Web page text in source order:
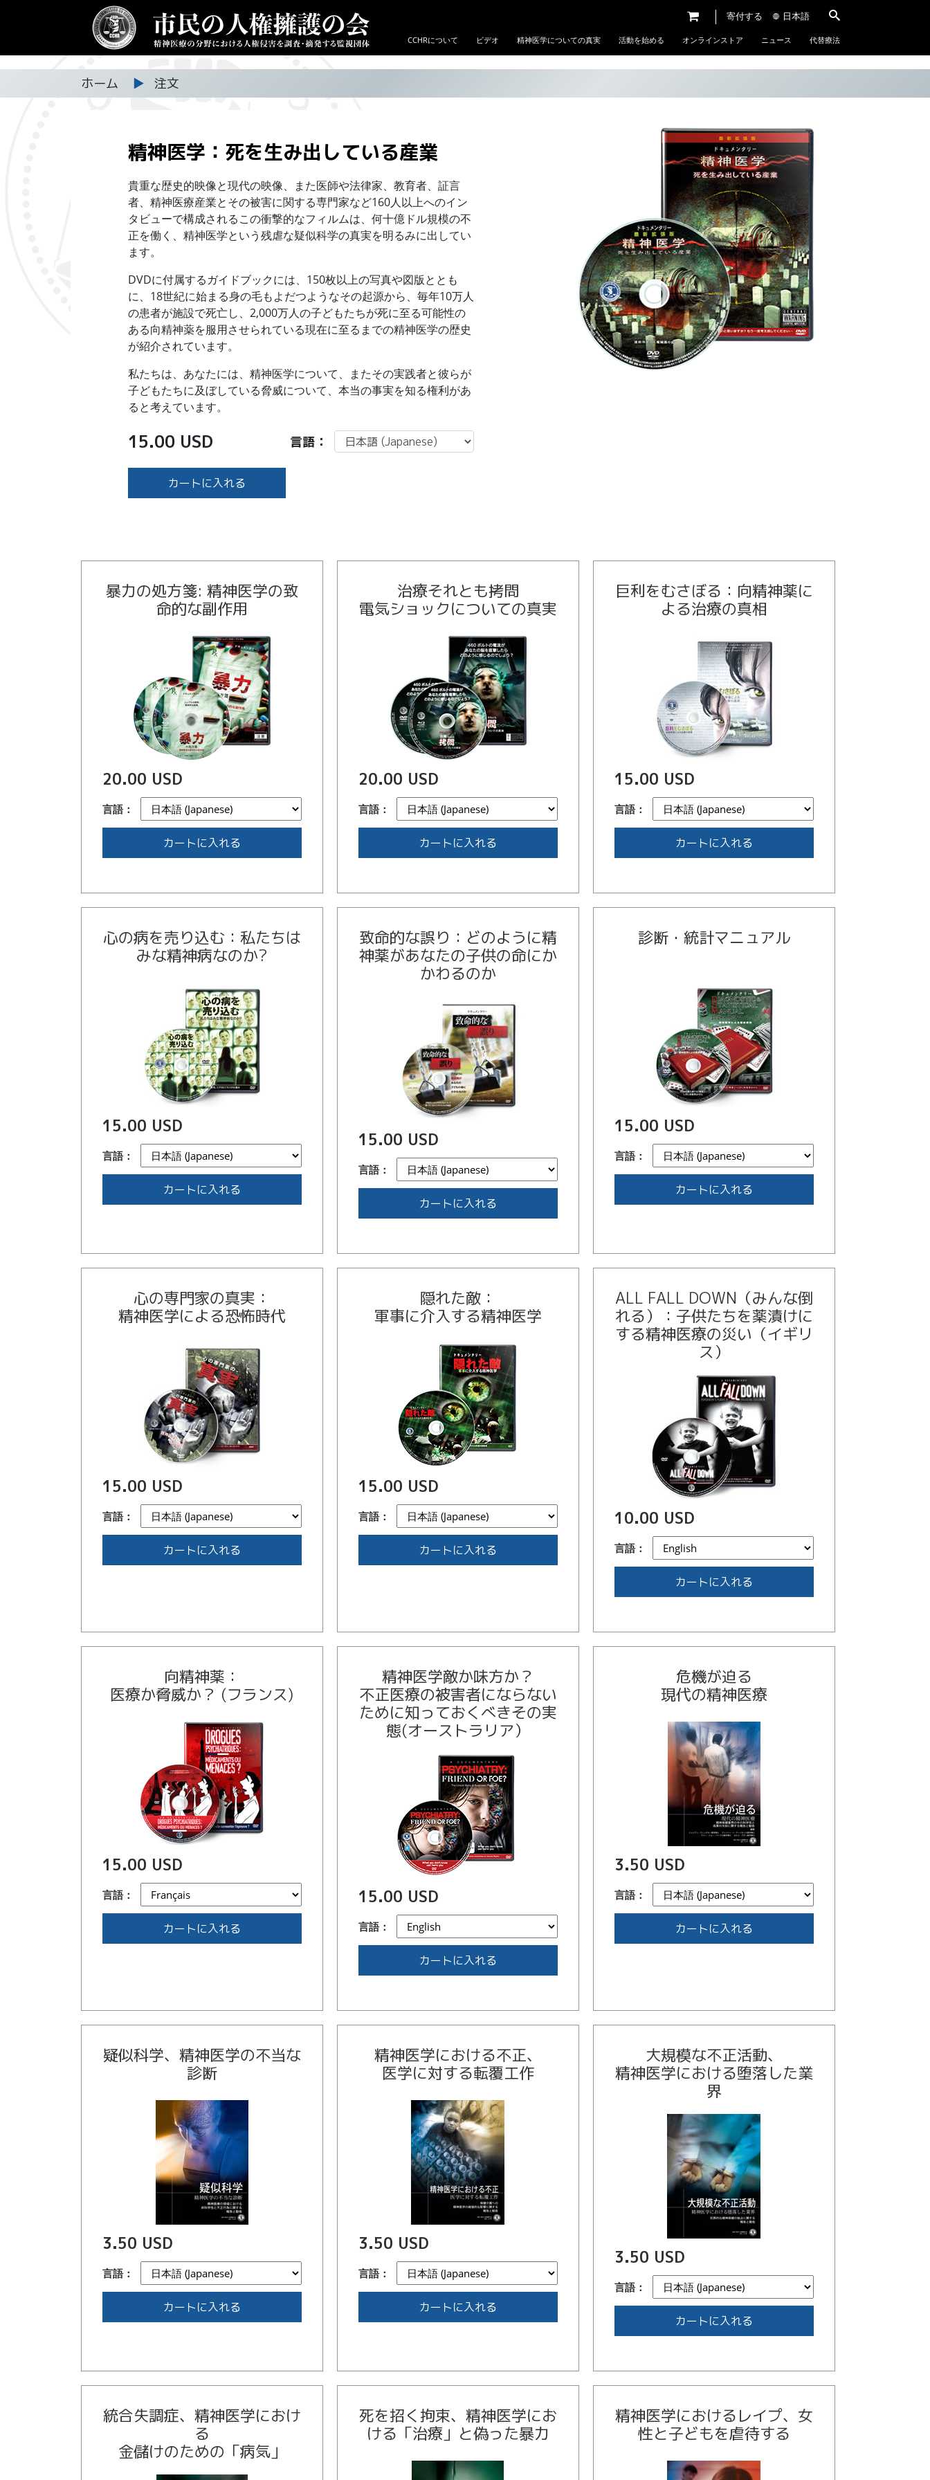
寄付する 日本語
CCHRについて ビデオ 精神医学についての真実 活動を始める オンラインストア ニュース 代替療法
ホーム ▶ 注文
精神医学：死を生み出している産業
貴重な歴史的映像と現代の映像、また医師や法律家、教育者、証言
者、精神医療産業とその被害に関する専門家など160人以上へのイン
タビューで構成されるこの衝撃的なフィルムは、何十億ドル規模の不
正を働く、精神医学という残虐な疑似科学の真実を明るみに出してい
ます。
DVDに付属するガイドブックには、150枚以上の写真や図版ととも
に、 18世紀に始まる身の毛もよだつようなその起源から、毎年10万人
の患者が施設で死亡し、2,000万人の子どもたちが死に至る可能性の
ある向精神薬を服用させられている現在に至るまでの精神医学の歴史
が紹介されています。
私たちは、あなたには、精神医学について、またその実践者と彼らが
子どもたちに及ぼしている脅威について、本当の事実を知る権利があ
ると考えています。
15.00 USD 言語：
カートに入れる
暴力の処方箋: 精神医学の致
命的な副作用
20.00 USD
言語：
カートに入れる
治療それとも拷問
電気ショックについての真実
20.00 USD
言語：
カートに入れる
巨利をむさぼる：向精神薬に
よる治療の真相
15.00 USD
言語：
カートに入れる
心の病を売り込む：私たちは
みな精神病なのか?
15.00 USD
言語：
カートに入れる
致命的な誤り：どのように精
神薬があなたの子供の命にか
かわるのか
15.00 USD
言語：
カートに入れる
診断・統計マニュアル
15.00 USD
言語：
カートに入れる
心の専門家の真実：
精神医学による恐怖時代
15.00 USD
言語：
カートに入れる
隠れた敵：
軍事に介入する精神医学
15.00 USD
言語：
カートに入れる
ALL FALL DOWN（みんな倒
れる）：子供たちを薬漬けに
する精神医療の災い（イギリ
ス）
10.00 USD
言語：
カートに入れる
向精神薬：
医療か脅威か？ (フランス)
15.00 USD
言語：
カートに入れる
精神医学敵か味方か？
不正医療の被害者にならない
ために知っておくべきその実
態(オーストラリア）
15.00 USD
言語：
カートに入れる
危機が迫る
現代の精神医療
3.50 USD
言語：
カートに入れる
疑似科学、精神医学の不当な
診断
3.50 USD
言語：
カートに入れる
精神医学における不正、
医学に対する転覆工作
3.50 USD
言語：
カートに入れる
大規模な不正活動、
精神医学における堕落した業
界
3.50 USD
言語：
カートに入れる
統合失調症、精神医学におけ
る
金儲けのための 「病気」
死を招く拘束、精神医学にお
ける「治療」と偽った暴力
精神医学におけるレイプ、女
性と子どもを虐待する